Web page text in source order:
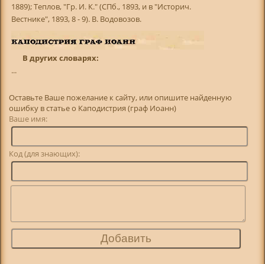
1889); Теплов, "Гр. И. К." (СПб., 1893, и в "Историч.
Вестнике", 1893, 8 - 9). В. Водовозов.
В других словарях:
...
Оставьте Ваше пожелание к сайту, или опишите найденную
ошибку в статье о Каподистрия (граф Иоанн)
Ваше имя:
Код (для знающих):